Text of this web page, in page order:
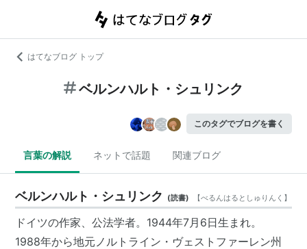
はてなブログ トップ
ベルンハルト・シュリンク
このタグでブログを書く
言葉の解説 ネットで話題 関連ブログ
ベルンハルト・シュリンク (読書) 【べるんはるとしゅりんく 】
ドイツの作家、公法学者。1944年7月6日生まれ。
1988年から地元ノルトライン・ヴェストファーレン州